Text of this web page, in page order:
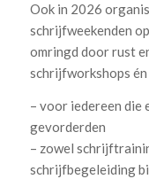
Ook in 2026
schrijfweekenden
omringd door rust
schrijfworkshops
– voor iedereen die
gevorderden
– zowel
schrijfbegeleiding